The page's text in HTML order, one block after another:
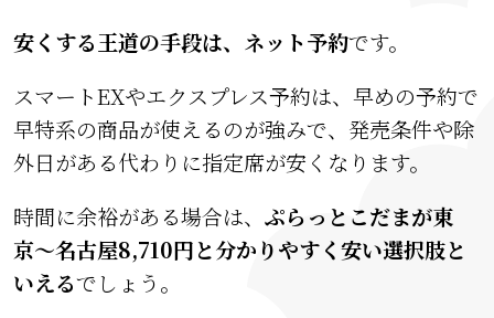
安くする王道の手段は、ネット予約です。
スマートEXやエクスプレス予約は、早めの予約で
早特系の商品が使えるのが強みで、発売条件や除
外日がある代わりに指定席が安くなります。
時間に余裕がある場合は、 ぷらっとこだまが東
京〜名古屋8,710円と分かりやすく安い選択肢と
いえるでしょう。